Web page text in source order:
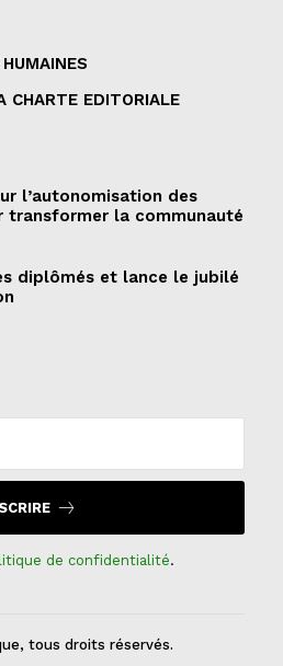
CHARTE EDITORIALE
l’autonomisation des
la communauté
diplômés et lance le jubilé
de confidentialité.
tous droits réservés.